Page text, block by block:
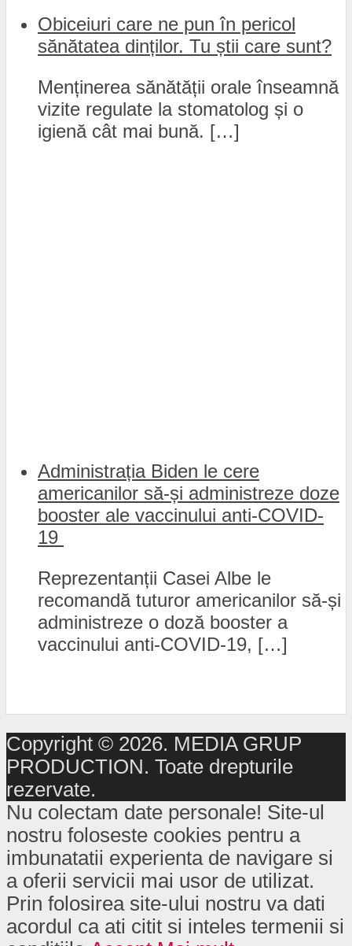
Obiceiuri care ne pun în pericol
sănătatea dinților. Tu știi care sunt?
Menținerea sănătății orale înseamnă
vizite regulate la stomatolog și o
igienă cât mai bună. […]
Administrația Biden le cere
americanilor să-și administreze doze
booster ale vaccinului anti-COVID-
19
Reprezentanții Casei Albe le
recomandă tuturor americanilor să-și
administreze o doză booster a
vaccinului anti-COVID-19, […]
Copyright © 2026. MEDIA GRUP
PRODUCTION. Toate drepturile
rezervate.
Nu colectam date personale! Site-ul
nostru foloseste cookies pentru a
imbunatatii experienta de navigare si
a oferii servicii mai usor de utilizat.
Prin folosirea site-ului nostru va dati
acordul ca ati citit si inteles termenii si